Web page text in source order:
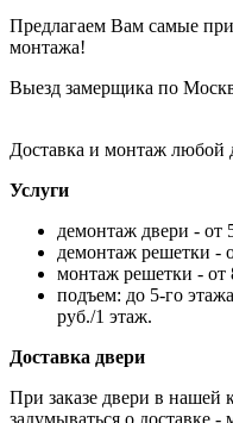
Предлагаем Вам самые
монтажа!
Выезд замерщика по
Доставка и монтаж любой
Услуги
демонтаж двери - от
демонтаж решетки -
монтаж решетки - от
подъем: до 5-го
руб./1 этаж.
Доставка двери
При заказе двери в
задумываться о доставке